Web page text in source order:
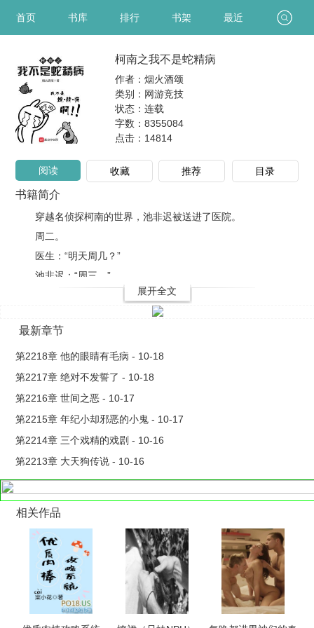
首页 书库 排行 书架 最近
柯南之我不是蛇精病
作者：烟火酒颂
类别：网游竞技
状态：连载
字数：8355084
点击： 14814
阅读 收藏 推荐 目录
书籍简介
穿越名侦探柯南的世界，池非迟被送进了医院。
周二。
医生：“明天周几？”
池非迟：“周三。”
医生：“咳，明天周五。”
8月21日。
医生：“明天几月几日？”
池非迟：“8月22日。”
医生：“咳，明天1月1日。”
池非迟：“……”
池非迟深吸一口气：“老！子！不！干！了！”
读者群：756660924
vip群：443075892
展开全文
最新章节
第2218章 他的眼睛有毛病 - 10-18
第2217章 绝对不发誓了 - 10-18
第2216章 世间之恶 - 10-17
第2215章 年纪小却邪恶的小鬼 - 10-17
第2214章 三个戏精的戏剧 - 10-16
第2213章 大天狗传说 - 10-16
相关作品